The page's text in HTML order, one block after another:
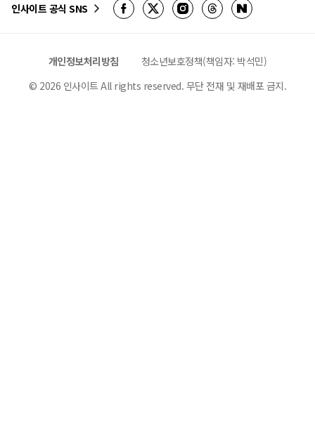
인사이트 공식 SNS
개인정보처리방침
청소년보호정책(책임자: 박석민)
© 2026 인사이트 All rights reserved. 무단 전재 및 재배포 금지.